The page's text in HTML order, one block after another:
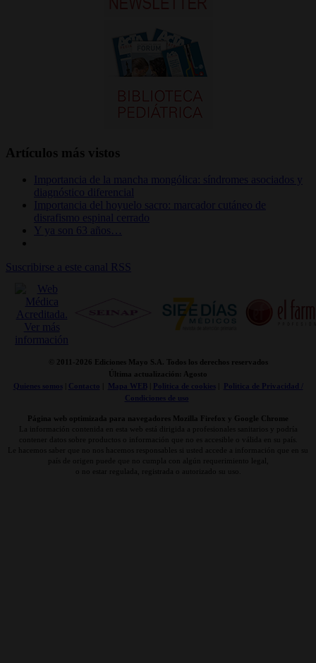
Artículos más vistos
Importancia de la mancha mongólica: síndromes asociados y
diagnóstico diferencial
Importancia del hoyuelo sacro: marcador cutáneo de
disrafismo espinal cerrado
Y ya son 63 años…
Suscribirse a este canal RSS
© 2011-2026 Ediciones Mayo S.A. Todos los derechos reservados
Última actualización: Agosto
Quienes somos| Contacto Mapa WEB| Politica de cookies|
Politica de Privacidad /
Condiciones de uso
Página web optimizada para navegadores Mozilla Firefox y Google Chrome
La información contenida en esta web está dirigida a profesionales sanitarios y podría
contener datos sobre productos o información que no es accesible o válida en su país.
Le hacemos saber que no nos hacemos responsables si usted accede a información que en su
país de origen puede que no cumpla con algún requerimiento legal,
o no estar regulada, registrada o autorizado su uso.